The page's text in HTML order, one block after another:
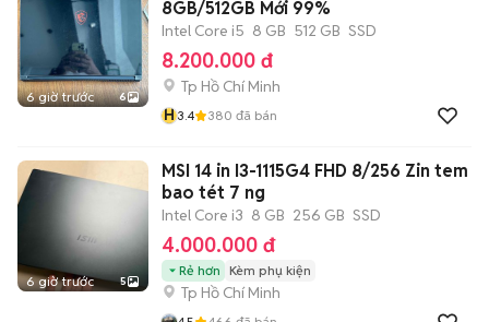
6 giờ trước 6
8GB/512GB Mới 99%
Intel Core i5 8 GB 512 GB SSD
8.200.000 đ
Tp Hồ Chí Minh
H3.4 380 đã bán
6 giờ trước 5
MSI 14 in I3-1115G4 FHD 8/256 Zin tem
bao tét 7 ng
Intel Core i3 8 GB 256 GB SSD
4.000.000 đ
Rẻ hơn Kèm phụ kiện
Tp Hồ Chí Minh